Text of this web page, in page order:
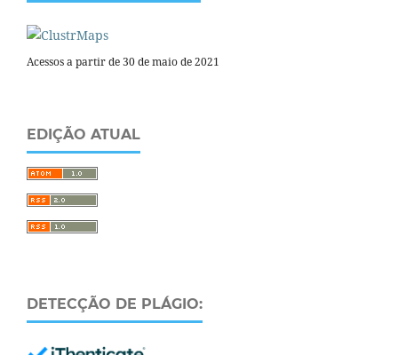
Acessos a partir de 30 de maio de 2021
EDIÇÃO ATUAL
DETECÇÃO DE PLÁGIO: